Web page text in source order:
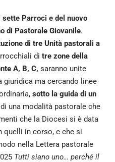
sette Parroci e del nuovo
di Pastorale Giovanile.
di tre Unità pastorali a
di tre zone della
A, B, C, saranno unite
giuridica ma cercando linee
sotto la guida di un
una modalità pastorale che
che la Diocesi si è data
quelli in corso, e che si
nella Lettera pastorale
Tutti siano uno… perché il